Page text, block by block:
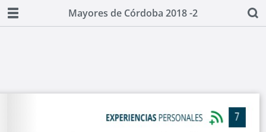
Mayores de Córdoba 2018 -2